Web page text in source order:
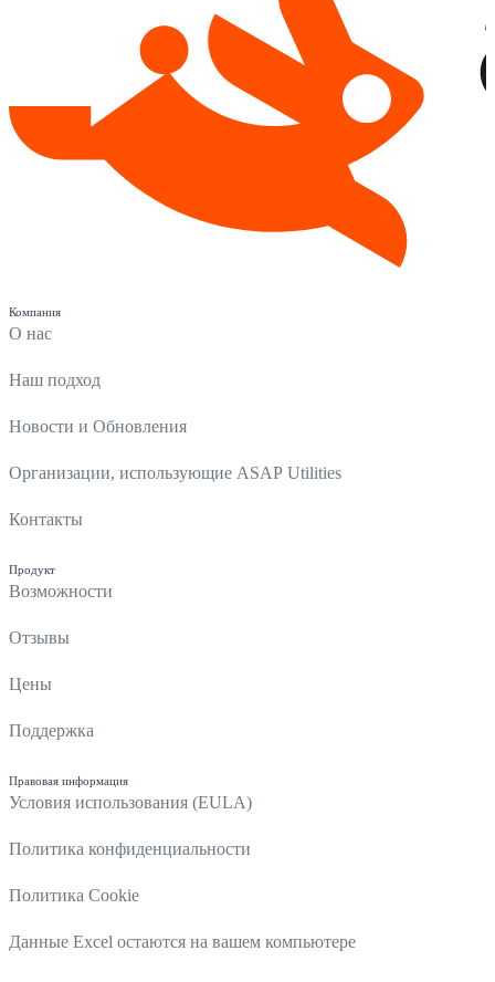
Компания
О нас
Наш подход
Новости и Обновления
Организации, использующие ASAP Utilities
Контакты
Продукт
Возможности
Отзывы
Цены
Поддержка
Правовая информация
Условия использования (EULA)
Политика конфиденциальности
Политика Cookie
Данные Excel остаются на вашем компьютере